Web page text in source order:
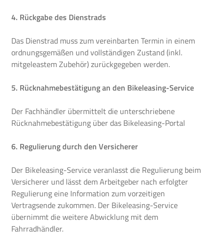
4. Rückgabe des Dienstrads
Das Dienstrad muss zum vereinbarten Termin in einem
ordnungsgemäßen und vollständigen Zustand (inkl.
mitgeleastem Zubehör) zurückgegeben werden.
5. Rücknahmebestätigung an den Bikeleasing-Service
Der Fachhändler übermittelt die unterschriebene
Rücknahmebestätigung über das Bikeleasing-Portal
6. Regulierung durch den Versicherer
Der Bikeleasing-Service veranlasst die Regulierung beim
Versicherer und lässt dem Arbeitgeber nach erfolgter
Regulierung eine Information zum vorzeitigen
Vertragsende zukommen. Der Bikeleasing-Service
übernimmt die weitere Abwicklung mit dem
Fahrradhändler.